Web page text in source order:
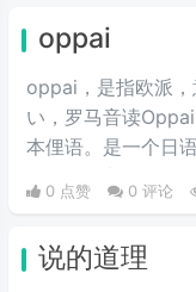
摔倒的一瞬间发出
oppai
oppai，是指欧派，
い，罗马音读
本俚语。是一个日
大的才能被称为欧派
0 点赞 0 评论
说的道理